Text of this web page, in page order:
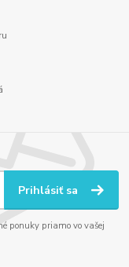
Prihlásiť sa
ponuky priamo vo vašej